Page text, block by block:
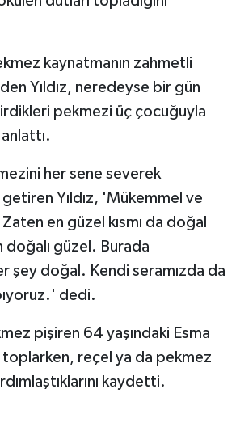
kaynatmanın zahmetli
Yıldız, neredeyse bir gün
pekmezi üç çocuğuyla
anlattı.
her sene severek
Yıldız, 'Mükemmel ve
en güzel kısmı da doğal
doğalı güzel. Burada
şey doğal. Kendi seramızda da
dedi.
pişiren 64 yaşındaki Esma
toplarken, reçel ya da pekmez
kaydetti.